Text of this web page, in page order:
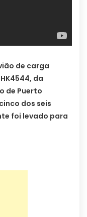
de carga
da
de Puerto
dos seis
foi levado para